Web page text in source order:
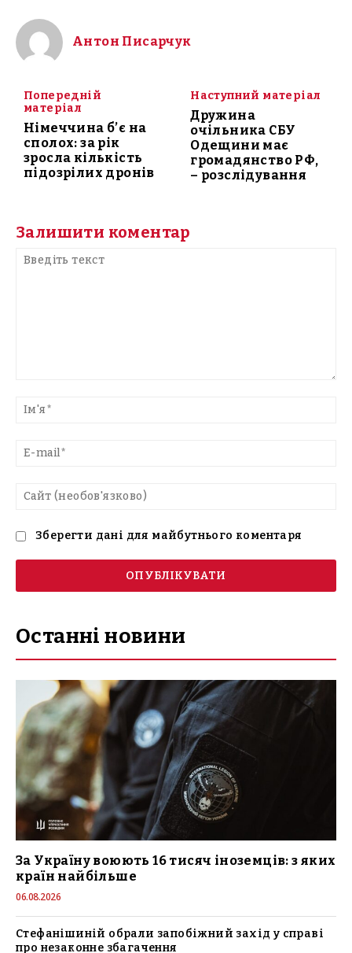
Антон Писарчук
Попередній
матеріал
Німеччина б’є на
сполох: за рік
зросла кількість
підозрілих дронів
Наступний матеріал
Дружина
очільника СБУ
Одещини має
громадянство РФ,
– розслідування
Залишити коментар
текст
Зберегти дані для майбутнього коментаря
Останні новини
За Україну воюють 16 тисяч іноземців: з яких
країн найбільше
06.08.2026
Стефанішиній обрали запобіжний захід у справі
про незаконне збагачення